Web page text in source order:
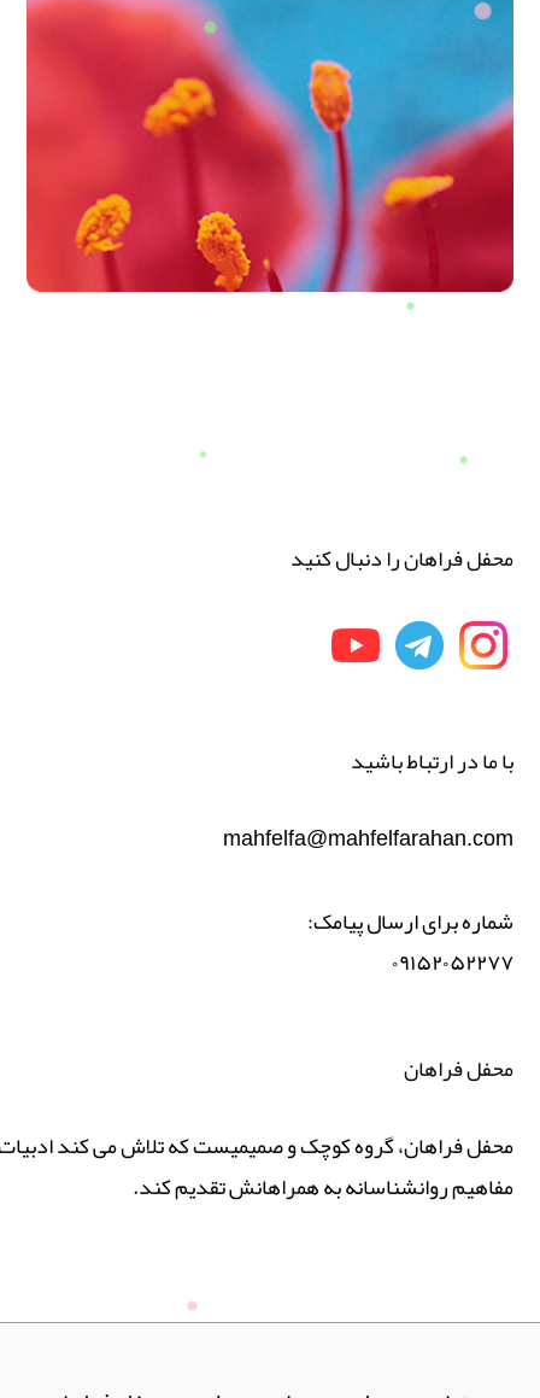
محفل فراهان را دنبال کنید
با ما در ارتباط باشید
mahfelfa@mahfelfarahan.com
شماره برای ارسال پیامک:
۰۹۱۵۲۰۵۲۲۷۷
محفل فراهان
محفل فراهان، گروه کوچک و صمیمیست که تلاش می کند ادبیات
مفاهیم روانشناسانه به همراهانش تقدیم کند.